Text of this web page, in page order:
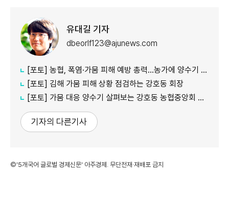
유대길 기자
dbeorlf123@ajunews.com
[포토] 농협, 폭염·가뭄 피해 예방 총력…농가에 양수기 지원
[포토] 김해 가뭄 피해 상황 점검하는 강호동 회장
[포토] 가뭄 대응 양수기 살펴보는 강호동 농협중앙회 회장
기자의 다른기사
©'5개국어 글로벌 경제신문' 아주경제. 무단전재·재배포 금지